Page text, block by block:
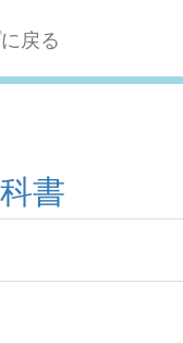
戻る
書